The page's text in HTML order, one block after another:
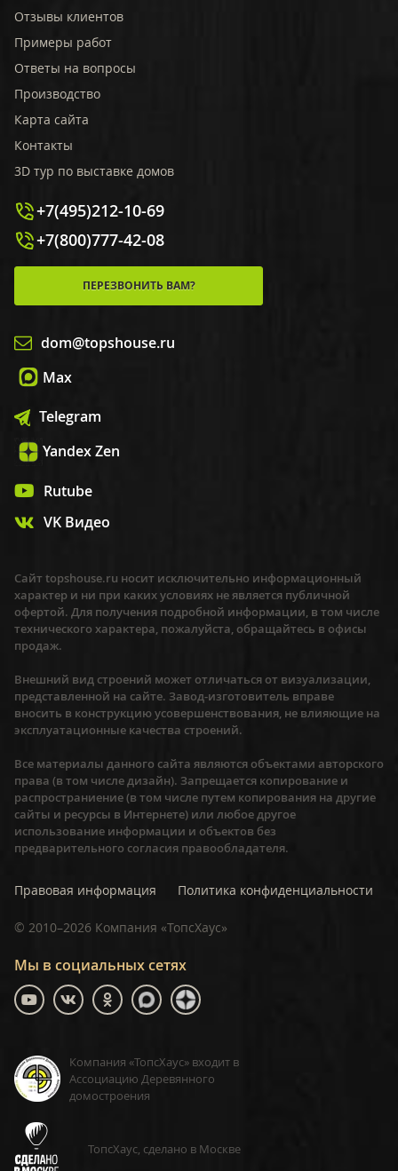
Отзывы клиентов
Примеры работ
Ответы на вопросы
Производство
Карта сайта
Контакты
3D тур по выставке домов
+7(495)212-10-69
+7(800)777-42-08
ПЕРЕЗВОНИТЬ ВАМ?
dom@topshouse.ru
Max
Telegram
Yandex Zen
Rutube
VK Видео
Мы в социальных сетях
Компания «ТопсХаус» входит в
Ассоциацию Деревянного
домостроения
ТопсХаус, сделано в Москве
Сайт topshouse.ru носит исключительно информационный
характер и ни при каких условиях не является публичной
офертой. Для получения подробной информации, в том числе
технического характера, пожалуйста, обращайтесь в офисы
продаж.
Внешний вид строений может отличаться от визуализации,
представленной на сайте. Завод-изготовитель вправе
вносить в конструкцию усовершенствования, не влияющие на
эксплуатационные качества строений.
Все материалы данного сайта являются объектами авторского
права (в том числе дизайн). Запрещается копирование и
распространиение (в том числе путем копирования на другие
сайты и ресурсы в Интернете) или любое другое
использование информации и объектов без
предварительного согласия правообладателя.
Правовая информация Политика конфиденциальности
© 2010–2026 Компания «ТопсХаус»